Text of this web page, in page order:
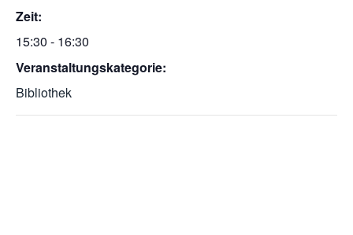
Zeit:
15:30 - 16:30
Veranstaltungskategorie:
Bibliothek